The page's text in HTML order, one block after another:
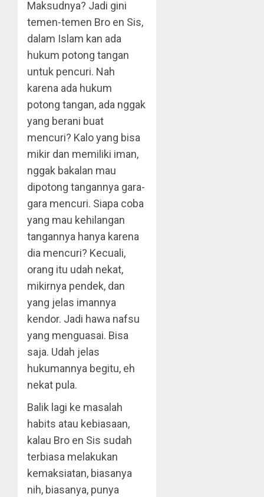
Maksudnya? Jadi gini
temen-temen Bro en Sis,
dalam Islam kan ada
hukum potong tangan
untuk pencuri. Nah
karena ada hukum
potong tangan, ada nggak
yang berani buat
mencuri? Kalo yang bisa
mikir dan memiliki iman,
nggak bakalan mau
dipotong tangannya gara-
gara mencuri. Siapa coba
yang mau kehilangan
tangannya hanya karena
dia mencuri? Kecuali,
orang itu udah nekat,
mikirnya pendek, dan
yang jelas imannya
kendor. Jadi hawa nafsu
yang menguasai. Bisa
saja. Udah jelas
hukumannya begitu, eh
nekat pula.
Balik lagi ke masalah
habits atau kebiasaan,
kalau Bro en Sis sudah
terbiasa melakukan
kemaksiatan, biasanya
nih, biasanya, punya